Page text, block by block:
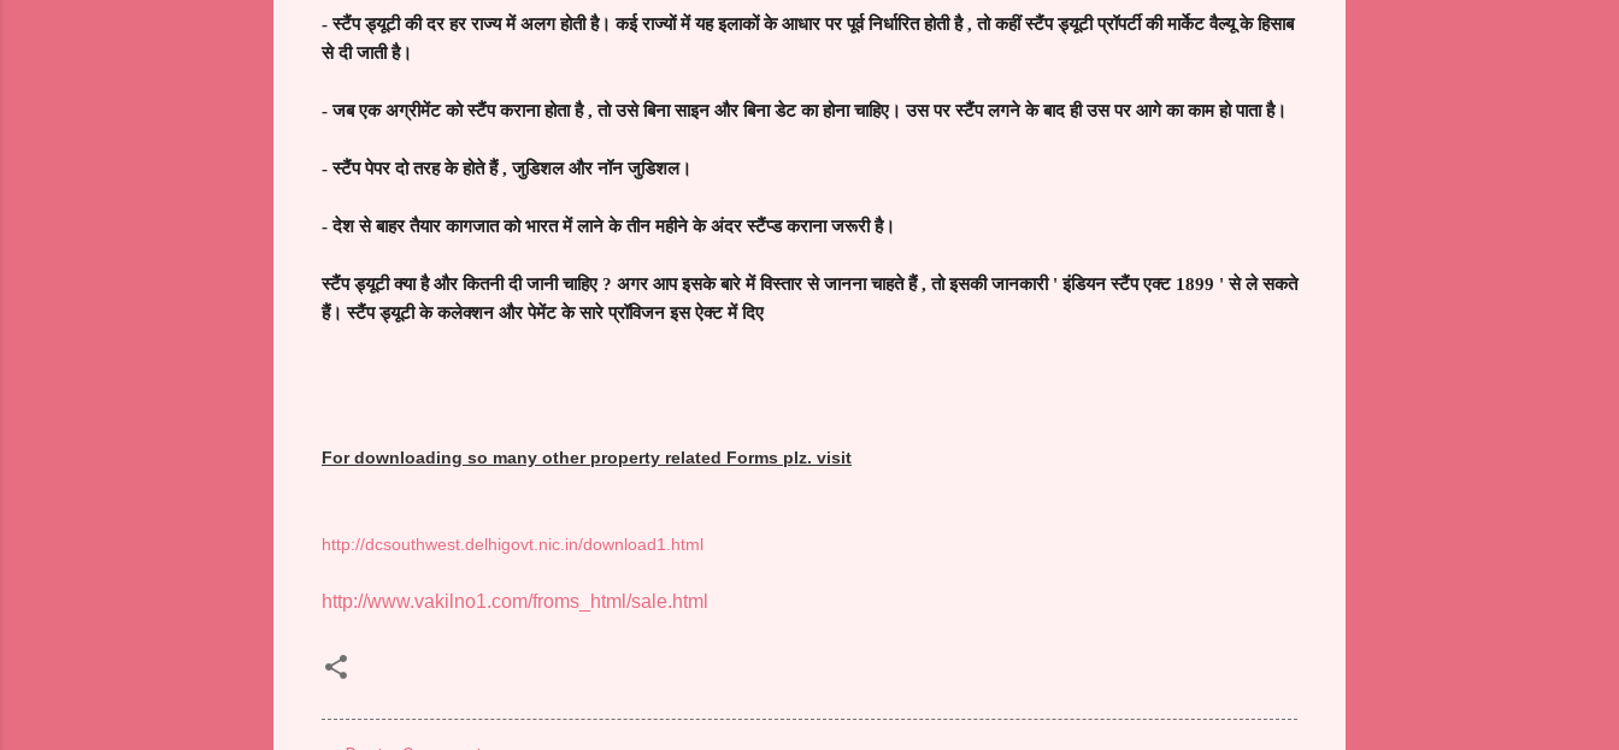
-स्टैंप ड्यूटी की दर हर राज्य में अलग होती है। कई राज्यों में यह इलाकों के आधार पर पूर्व निर्धारित होती है,तो कहीं स्टैंप ड्यूटी प्रॉपर्टी की मार्केट वैल्यू के हिसाब
से दी जाती है।
-जब एक अग्रीमेंट को स्टैंप कराना होता है,तो उसे बिना साइन और बिना डेट का होना चाहिए। उस पर स्टैंप लगने के बाद ही उस पर आगे का काम हो पाता है।
-स्टैंप पेपर दो तरह के होते हैं,जुडिशल और नॉन जुडिशल।
-देश से बाहर तैयार कागजात को भारत में लाने के तीन महीने के अंदर स्टैंप्ड कराना जरूरी है।
स्टैंप ड्यूटी क्या है और कितनी दी जानी चाहिए ? अगर आप इसके बारे में विस्तार से जानना चाहते हैं,तो इसकी जानकारी'इंडियन स्टैंप एक्ट 1899 'से ले सकते
हैं। स्टैंप ड्यूटी के कलेक्शन और पेमेंट के सारे प्रॉविजन इस ऐक्ट में दिए
For downloading so many other property related Forms plz. visit
http://dcsouthwest.delhigovt.nic.in/download1.html
http://www.vakilno1.com/froms_html/sale.html